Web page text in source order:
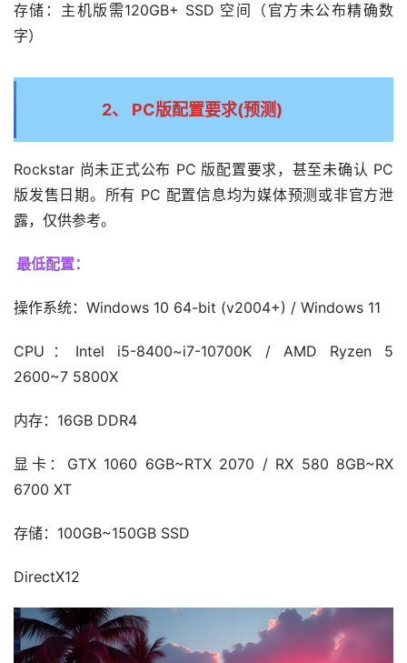
存储：主机版需120GB+ SSD 空间（官方未公布精确数
字）
2、 PC版配置要求(预测)
Rockstar 尚未正式公布 PC 版配置要求，甚至未确认 PC
版发售日期。所有 PC 配置信息均为媒体预测或非官方泄
露，仅供参考。
最低配置：
操作系统：Windows 10 64-bit (v2004+) / Windows 11
CPU：Intel i5-8400~i7-10700K / AMD Ryzen 5
2600~7 5800X
内存：16GB DDR4
显卡：GTX 1060 6GB~RTX 2070 / RX 580 8GB~RX
6700 XT
存储：100GB~150GB SSD
DirectX12